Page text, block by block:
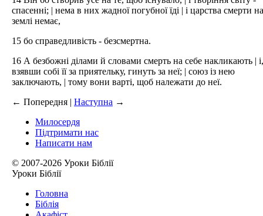
спасенні; | нема в них жадної погубної їді | і царства смерти на
землі немає,
15 бо справедливість - безсмертна.
16 А безбожні ділами й словами смерть на себе накликають | і,
взявши собі її за приятельку, гинуть за неї; | союз із нею
заключають, | тому вони варті, щоб належати до неї.
← Попередня | Наступна →
Милосердя
Підтримати нас
Написати нам
© 2007-2026 Уроки Біблії
Уроки Біблії
Головна
Біблія